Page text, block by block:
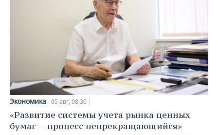
Экономика 05 авг, 08:30
«Развитие системы учета рынка ценных
бумаг — процесс непрекращающийся»